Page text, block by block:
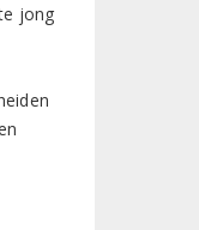
jong